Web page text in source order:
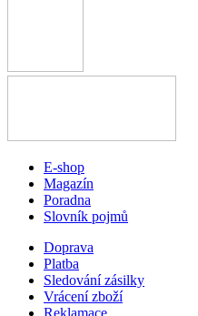
E-shop
Magazín
Poradna
Slovník pojmů
Doprava
Platba
Sledování zásilky
Vrácení zboží